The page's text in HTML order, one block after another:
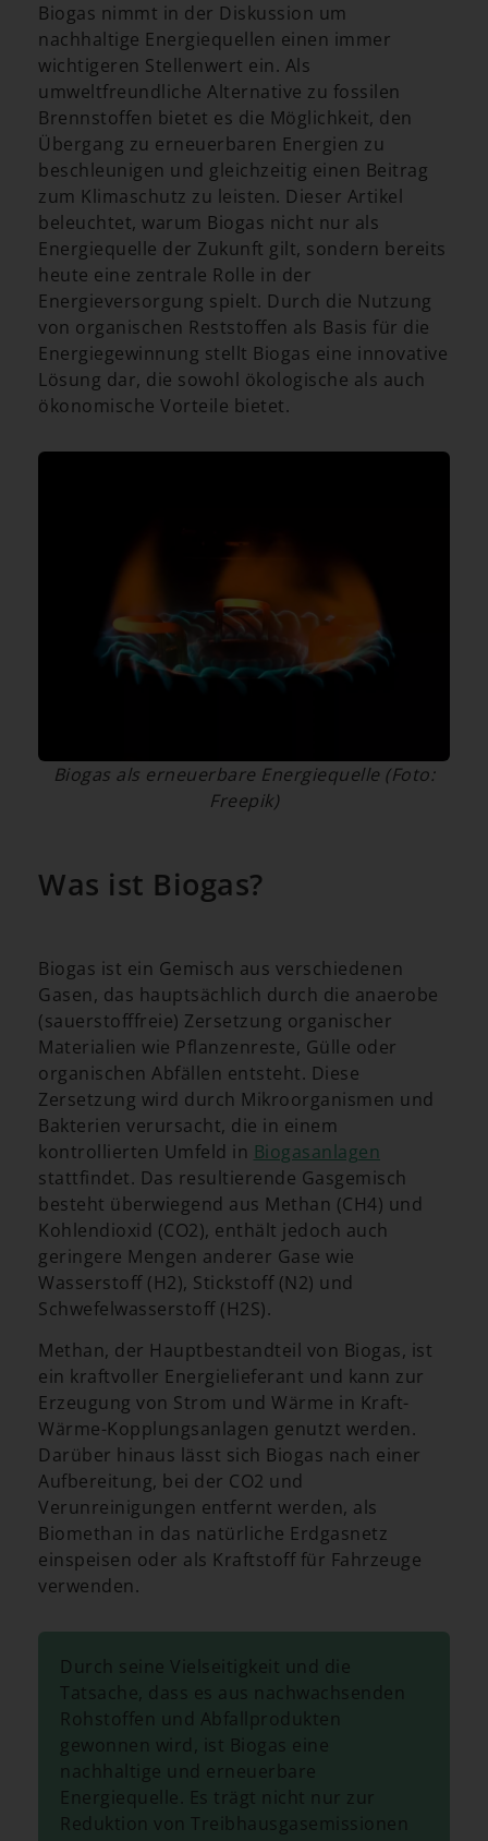
Biogas nimmt in der Diskussion um
nachhaltige Energiequellen einen immer
wichtigeren Stellenwert ein. Als
umweltfreundliche Alternative zu fossilen
Brennstoffen bietet es die Möglichkeit, den
Übergang zu erneuerbaren Energien zu
beschleunigen und gleichzeitig einen Beitrag
zum Klimaschutz zu leisten. Dieser Artikel
beleuchtet, warum Biogas nicht nur als
Energiequelle der Zukunft gilt, sondern bereits
heute eine zentrale Rolle in der
Energieversorgung spielt. Durch die Nutzung
von organischen Reststoffen als Basis für die
Energiegewinnung stellt Biogas eine innovative
Lösung dar, die sowohl ökologische als auch
ökonomische Vorteile bietet.
Biogas als erneuerbare Energiequelle (Foto:
Freepik)
Was ist Biogas?
Biogas ist ein Gemisch aus verschiedenen
Gasen, das hauptsächlich durch die anaerobe
(sauerstofffreie) Zersetzung organischer
Materialien wie Pflanzenreste, Gülle oder
organischen Abfällen entsteht. Diese
Zersetzung wird durch Mikroorganismen und
Bakterien verursacht, die in einem
kontrollierten Umfeld in Biogasanlagen
stattfindet. Das resultierende Gasgemisch
besteht überwiegend aus Methan (CH4) und
Kohlendioxid (CO2), enthält jedoch auch
geringere Mengen anderer Gase wie
Wasserstoff (H2), Stickstoff (N2) und
Schwefelwasserstoff (H2S).
Methan, der Hauptbestandteil von Biogas, ist
ein kraftvoller Energielieferant und kann zur
Erzeugung von Strom und Wärme in Kraft-
Wärme-Kopplungsanlagen genutzt werden.
Darüber hinaus lässt sich Biogas nach einer
Aufbereitung, bei der CO2 und
Verunreinigungen entfernt werden, als
Biomethan in das natürliche Erdgasnetz
einspeisen oder als Kraftstoff für Fahrzeuge
verwenden.
Durch seine Vielseitigkeit und die
Tatsache, dass es aus nachwachsenden
Rohstoffen und Abfallprodukten
gewonnen wird, ist Biogas eine
nachhaltige und erneuerbare
Energiequelle. Es trägt nicht nur zur
Reduktion von Treibhausgasemissionen